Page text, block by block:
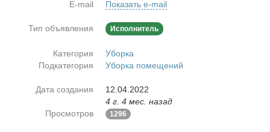
E-mail
Показать e-mail
Тип объявления Исполнитель
Категория
Уборка
Подкатегория
Уборка помещений
Дата создания
12.04.2022
4 г. 4 мес. назад
Просмотров
1296